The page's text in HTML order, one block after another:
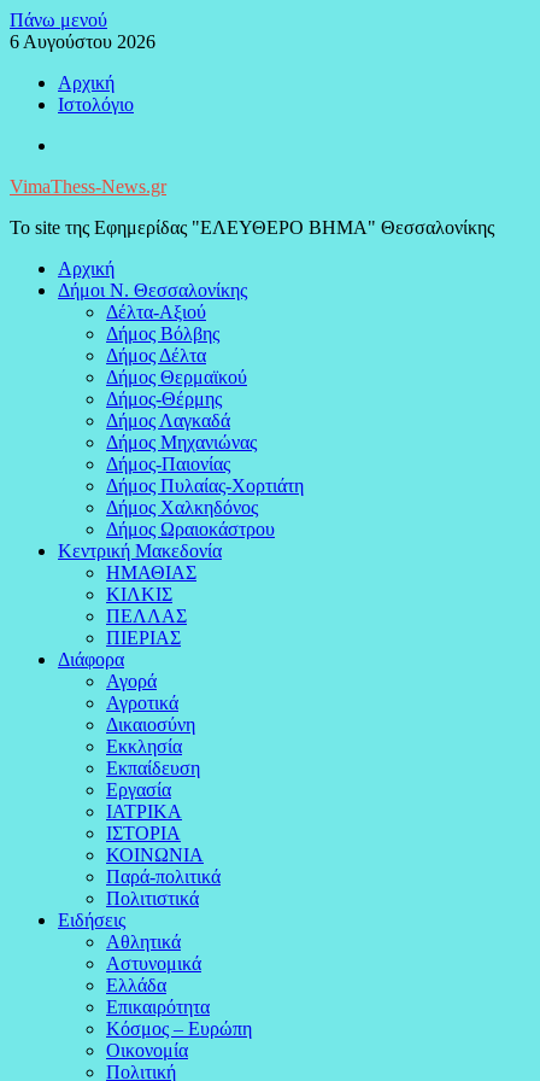
Μεταπηδήστε
στο
Πάνω μενού
6 Αυγούστου 2026
Αρχική
Ιστολόγιο
VimaThess-News.gr
Το site της Εφημερίδας "ΕΛΕΥΘΕΡΟ ΒΗΜΑ" Θεσσαλονίκης
Αρχική
Δήμοι Ν. Θεσσαλονίκης
Δέλτα-Αξιού
Δήμος Βόλβης
Δήμος Δέλτα
Δήμος Θερμαϊκού
Δήμος-Θέρμης
Δήμος Λαγκαδά
Δήμος Μηχανιώνας
Δήμος-Παιονίας
Δήμος Πυλαίας-Χορτιάτη
Δήμος Χαλκηδόνος
Δήμος Ωραιοκάστρου
Κεντρική Μακεδονία
ΗΜΑΘΙΑΣ
ΚΙΛΚΙΣ
ΠΕΛΛΑΣ
ΠΙΕΡΙΑΣ
Διάφορα
Αγορά
Αγροτικά
Δικαιοσύνη
Εκκλησία
Εκπαίδευση
Εργασία
ΙΑΤΡΙΚΑ
ΙΣΤΟΡΙΑ
ΚΟΙΝΩΝΙΑ
Παρά-πολιτικά
Πολιτιστικά
Ειδήσεις
Αθλητικά
Αστυνομικά
Ελλάδα
Επικαιρότητα
Κόσμος – Ευρώπη
Οικονομία
Πολιτική